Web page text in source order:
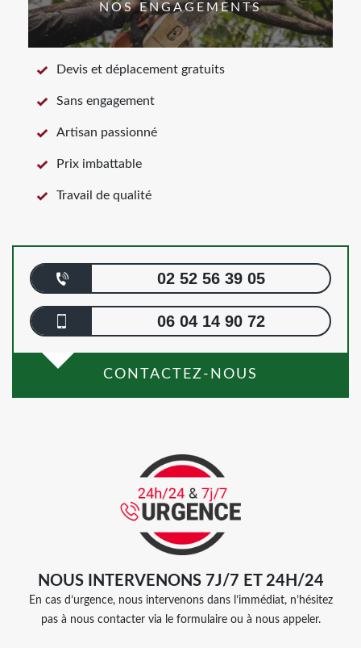
NOS ENGAGEMENTS
Devis et déplacement gratuits
Sans engagement
Artisan passionné
Prix imbattable
Travail de qualité
02 52 56 39 05
06 04 14 90 72
CONTACTEZ-NOUS
NOUS INTERVENONS 7J/7 ET 24H/24
En cas d’urgence, nous intervenons dans l’immédiat, n’hésitez
pas à nous contacter via le formulaire ou à nous appeler.